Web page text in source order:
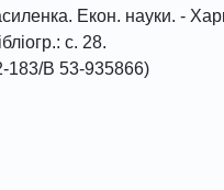
Екон. науки. -
с. 28.
В 53-935866)